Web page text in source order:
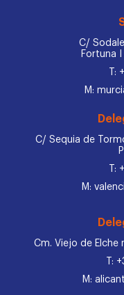
C/
Fortuna
T:
M:
C/ Sequia de
T:
M:
Cm. Viejo de Elche
T:
M: